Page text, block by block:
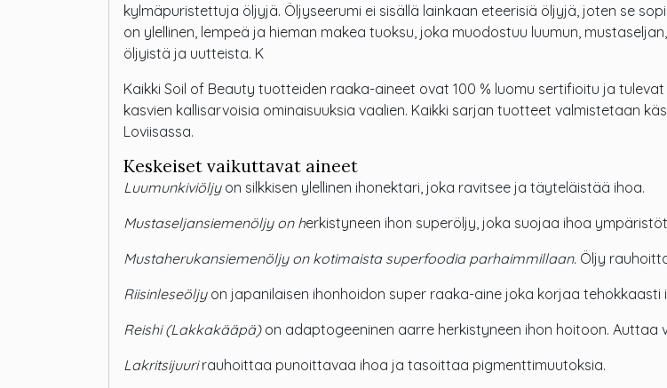
kylmäpuristettuja öljyjä. Öljyseerumi ei sisällä lainkaan eteerisiä öljyjä, joten se
on ylellinen, lempeä ja hieman makea tuoksu, joka muodostuu luumun,
öljyistä ja uutteista. K
Kaikki Soil of Beauty tuotteiden raaka-aineet ovat 100 % luomu sertifioitu ja
kasvien kallisarvoisia ominaisuuksia vaalien. Kaikki sarjan tuotteet valmistetaan
Loviisassa.
Keskeiset vaikuttavat aineet
Luumunkiviöljyon silkkisen ylellinen ihonektari, joka ravitsee ja täyteläistää ihoa.
Mustaseljansiemenöljy on herkistyneen ihon superöljy, joka suojaa ihoa
Mustaherukansiemenöljy on kotimaista superfoodia parhaimmillaan. Öljy
Riisinleseöljyon japanilaisen ihonhoidon super raaka-aine joka korjaa
Reishi (Lakkakääpä)on adaptogeeninen aarre herkistyneen ihon hoitoon. Auttaa
Lakritsijuurirauhoittaa punoittavaa ihoa ja tasoittaa pigmenttimuutoksia.